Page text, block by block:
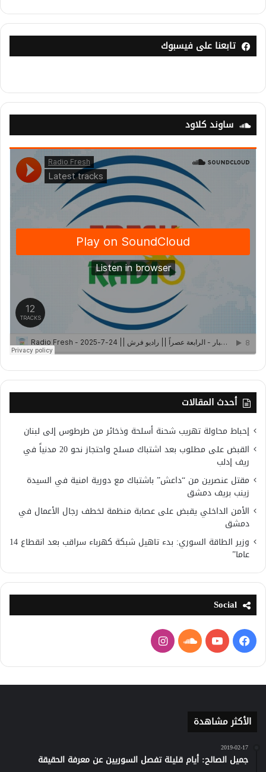
تابعنا على فيسبوك
ساوند كلاود
أحدث المقالات
إحباط محاولة تهريب شحنة أسلحة وذخائر من طرطوس إلى لبنان
القبض على مطلوب بعد اشتباك مسلح واحتجاز نحو 20 مدنياً في
ريف إدلب
مقتل عنصرين من “داعش” باشتباك مع دورية امنية في السيدة
زينب بريف دمشق
الأمن الداخلي يقبض على عصابة منظمة لخطف رجال الأعمال في
دمشق
وزير الطاقة السوري: بدء تاهيل شبكة كهرباء سراقب بعد انقطاع 14
عاما”
Social
فيسبوكيوتيوبساوند
كلاود
انستقرام
الأكثر مشاهدة
2019-02-17
جميل الصالح: أيام قليلة تفصل السوريين عن معرفة الحقيقة